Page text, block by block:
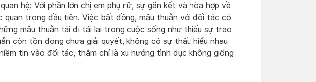
hệ: Với phần lớn chị em phụ nữ, sự gắn kết và hòa hợp về
quan trọng đầu tiên. Việc bất đồng, mâu thuẫn với đối tác có
mâu thuẫn tái đi tái lại trong cuộc sống như thiếu sự trao
còn tồn đọng chưa giải quyết, không có sự thấu hiểu nhau
tin vào đối tác, thậm chí là xu hướng tình dục không giống